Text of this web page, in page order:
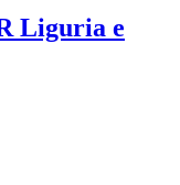
Liguria e